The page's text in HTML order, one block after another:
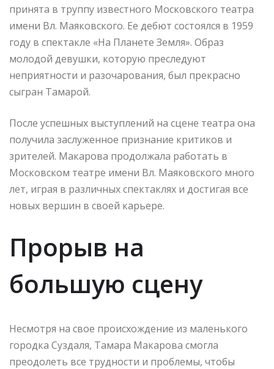
принята в труппу известного Московского театра
имени Вл. Маяковского. Ее дебют состоялся в 1959
году в спектакле «На Планете Земля». Образ
молодой девушки, которую преследуют
неприятности и разочарования, был прекрасно
сыгран Тамарой.
После успешных выступлений на сцене театра она
получила заслуженное признание критиков и
зрителей. Макарова продолжала работать в
Московском театре имени Вл. Маяковского много
лет, играя в различных спектаклях и достигая все
новых вершин в своей карьере.
Прорыв на
большую сцену
Несмотря на свое происхождение из маленького
городка Суздаля, Тамара Макарова смогла
преодолеть все трудности и проблемы, чтобы